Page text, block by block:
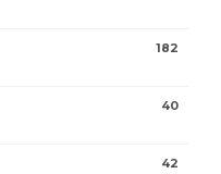
182
40
42